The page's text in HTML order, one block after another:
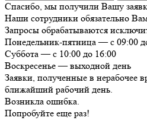
Спасибо, мы получили Вашу
Наши сотрудники обязательно Вам
Запросы обрабатываются
Понедельник-пятница — с 09:00
Суббота — с 10:00 до 16:00
Воскресенье — выходной день
Заявки, полученные в нерабочее
ближайший рабочий день.
Возникла ошибка.
Попробуйте еще раз!